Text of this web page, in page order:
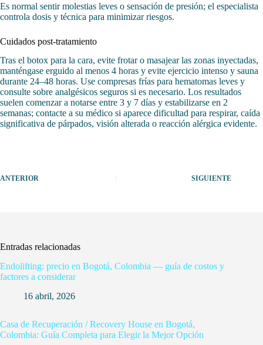
Es normal sentir molestias leves o sensación de presión; el especialista
controla dosis y técnica para minimizar riesgos.
Cuidados post-tratamiento
Tras el botox para la cara, evite frotar o masajear las zonas inyectadas,
manténgase erguido al menos 4 horas y evite ejercicio intenso y sauna
durante 24–48 horas. Use compresas frías para hematomas leves y
consulte sobre analgésicos seguros si es necesario. Los resultados
suelen comenzar a notarse entre 3 y 7 días y estabilizarse en 2
semanas; contacte a su médico si aparece dificultad para respirar, caída
significativa de párpados, visión alterada o reacción alérgica evidente.
ANTERIOR SIGUIENTE
Entradas relacionadas
Endolifting: precio en Bogotá, Colombia — guía de costos y
factores a considerar
16 abril, 2026
Casa de Recuperación / Recovery House en Bogotá,
Colombia: Guía Completa para Elegir la Mejor Opción